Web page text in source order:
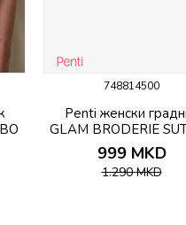
748814500
Penti женски
GLAM BRODERIE
B
999 MKD
1.290MKD